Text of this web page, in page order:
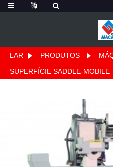
LAR PRODUTOS
SUPERFÍCIE SADDLE-MOBILE